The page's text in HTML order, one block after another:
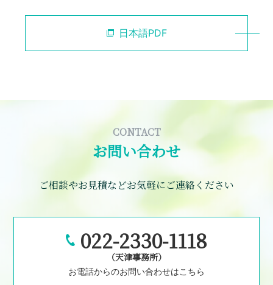
日本語PDF
CONTACT
お問い合わせ
ご相談やお見積などお気軽にご連絡ください
022-2330-1118
（天津事務所）
お電話からのお問い合わせはこちら